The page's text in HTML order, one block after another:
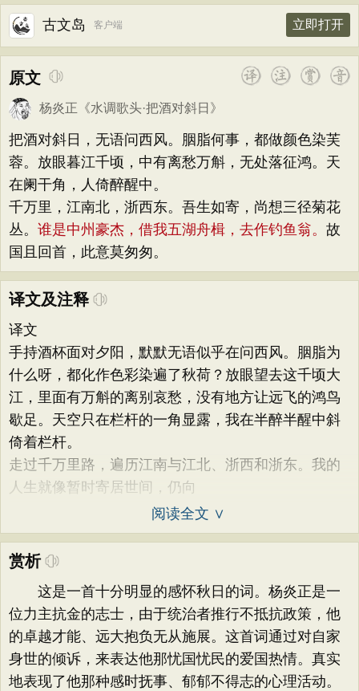
古文岛 客户端 立即打开
原文
杨炎正 《水调歌头·把酒对斜日 》
把酒对斜日，无语问西风。胭脂何事，都做颜色染芙
蓉。放眼暮江千顷，中有离愁万斛，无处落征鸿。天
在阑干角，人倚醉醒中。
千万里，江南北，浙西东。吾生如寄，尚想三径菊花
丛。 谁是中州豪杰，借我五湖舟楫，去作钓鱼翁。 故
国且回首，此意莫匆匆。
译文及注释
译文
手持酒杯面对夕阳，默默无语似乎在问西风。胭脂为
什么呀，都化作色彩染遍了秋荷？放眼望去这千顷大
江，里面有万斛的离别哀愁，没有地方让远飞的鸿鸟
歇足。天空只在栏杆的一角显露，我在半醉半醒中斜
倚着栏杆。
走过千万里路，遍历江南与江北、浙西和浙东。我的
人生就像暂时寄居世间，仍向
阅读全文 ∨
赏析
这是一首十分明显的感怀秋日的词。杨炎正是一
位力主抗金的志士，由于统治者推行不抵抗政策，他
的卓越才能、远大抱负无从施展。这首词通过对自家
身世的倾诉，来表达他那忧国忧民的爱国热情。真实
地表现了他那种感时抚事、郁郁不得志的心理活动。